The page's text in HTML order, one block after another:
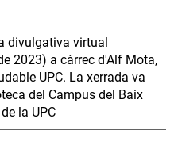
divulgativa virtual
2023) a càrrec d'Alf Mota,
UPC. La xerrada va
del Campus del Baix
la UPC